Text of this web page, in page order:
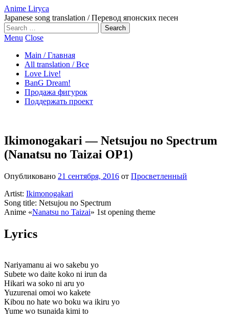
Anime Liryca
Japanese song translation / Перевод японских песен
Search
on:
Menu Close
Main / Главная
All translation / Все
Love Live!
BanG Dream!
Продажа фигурок
Поддержать проект
Ikimonogakari — Netsujou no Spectrum
(Nanatsu no Taizai OP1)
Опубликовано 21 сентября, 2016 от Просветленный
Artist: Ikimonogakari
Song title: Netsujou no Spectrum
Anime «Nanatsu no Taizai» 1st opening theme
Lyrics
Nariyamanu ai wo sakebu yo
Subete wo daite koko ni irun da
Hikari wa soko ni aru yo
Yuzurenai omoi wo kakete
Kibou no hate wo boku wa ikiru yo
Yume wo tsunaida kimi to